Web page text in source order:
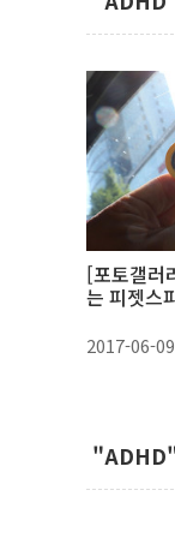
[포토갤러
는 피젯스
2017-06-
"ADHD"